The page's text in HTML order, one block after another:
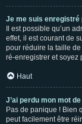
Je me suis enregistré
Il est possible qu’un
effet, il est courant de
pour réduire la taille
ré-enregistrer et soyez
Haut
J’ai perdu mon mot
Pas de panique ! Bien
peut facilement être